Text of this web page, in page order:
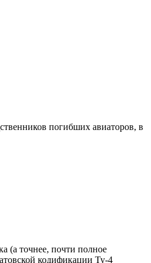
погибших авиаторов, в
(а точнее, почти полное
кодификации Ту-4